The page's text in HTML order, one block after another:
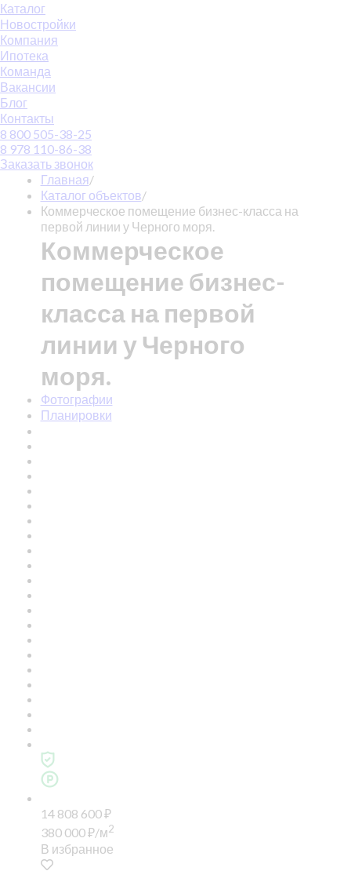
Каталог
Новостройки
Компания
Ипотека
Команда
Вакансии
Блог
Контакты
8 800 505-38-25
8 978 110-86-38
Заказать звонок
Главная/
Каталог объектов/
Коммерческое помещение бизнес-класса на
первой линии у Черного моря.
Коммерческое
помещение бизнес-
класса на первой
линии у Черного
моря.
Фотографии
Планировки
14 808 600₽
380 000₽/м2
В избранное